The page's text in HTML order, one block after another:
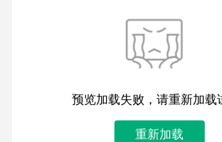
预览加载失败，请重新加载
重新加载